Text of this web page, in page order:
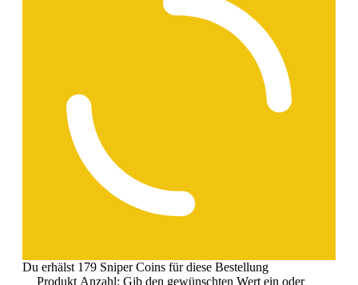
Du erhälst 179 Sniper Coins für diese Bestellung
Produkt Anzahl: Gib den gewünschten Wert ein oder